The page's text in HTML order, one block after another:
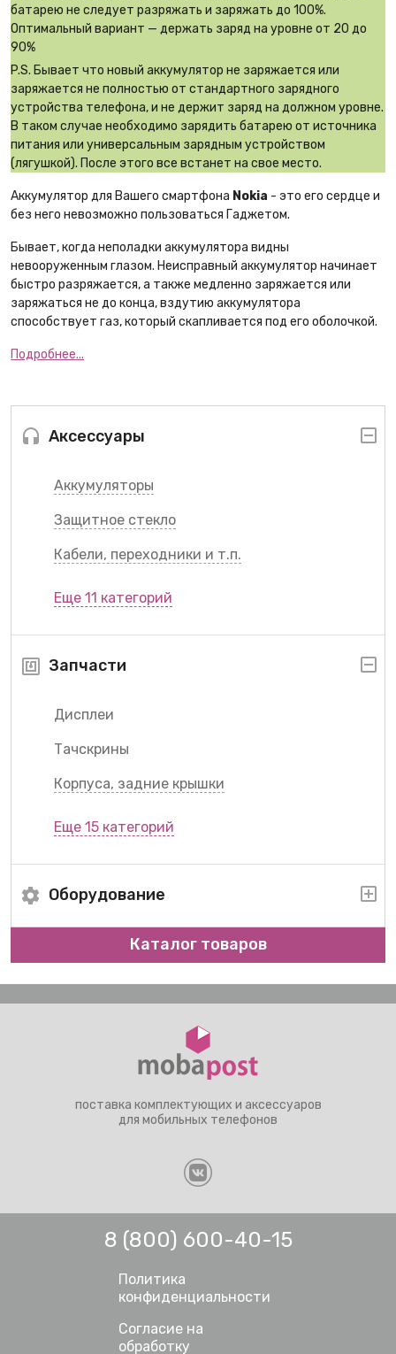
Аксессуары
Аккумуляторы
Защитное стекло
Кабели, переходники и т.п.
Еще 11 категорий
Запчасти
Дисплеи
Тачскрины
Корпуса, задние крышки
Еще 15 категорий
Оборудование
Каталог товаров
батарею не следует разряжать и заряжать до 100%.
Оптимальный вариант — держать заряд на уровне от 20 до
90%
P.S. Бывает что новый аккумулятор не заряжается или
заряжается не полностью от стандартного зарядного
устройства телефона, и не держит заряд на должном уровне.
В таком случае необходимо зарядить батарею от источника
питания или универсальным зарядным устройством
(лягушкой). После этого все встанет на свое место.
Аккумулятор для Вашего смартфона Nokia - это его сердце и
без него невозможно пользоваться Гаджетом.
Бывает, когда неполадки аккумулятора видны
невооруженным глазом. Неисправный аккумулятор начинает
быстро разряжается, а также медленно заряжается или
заряжаться не до конца, вздутию аккумулятора
способствует газ, который скапливается под его оболочкой.
Подробнее...
поставка комплектующих и аксессуаров
для мобильных телефонов
8 (800) 600-40-15
Политика
конфиденциальности
Согласие на
обработку